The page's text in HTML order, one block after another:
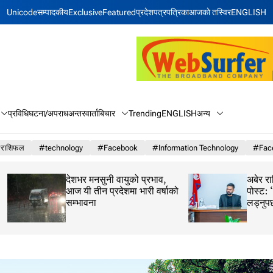
Unicodeसम्पादकीयExclusiveFeaturedप्रदेशपत्रपत्रिकाआजकाे तस्विरENGLISH
प्रविधिघटना/अपराधअन्तरवार्ताबिचार TrendingENGLISHअन्य
#technology #Facebook #Information Technology
देशभर मनसुनी वायुको प्रभाव,
आज यी तीन प्रदेशमा भारी वर्षाको
सम्भावना
अबेर राति
पोस्ट: ‘कहिलेकाहीँ
लड्नुपर्छ’